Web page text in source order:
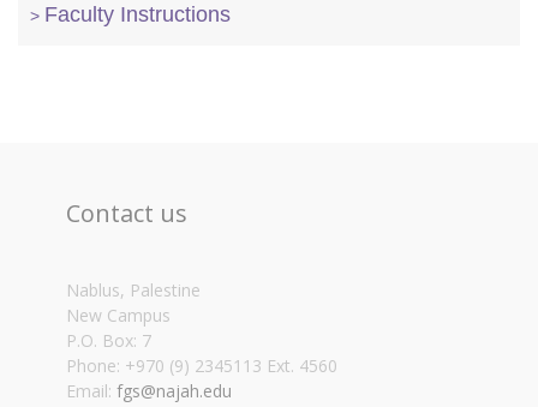
Faculty Instructions
Contact us
Nablus, Palestine
New Campus
P.O. Box: 7
Phone: +970 (9) 2345113 Ext. 4560
Email: fgs@najah.edu